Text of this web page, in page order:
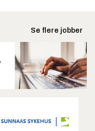
Se flere jobber